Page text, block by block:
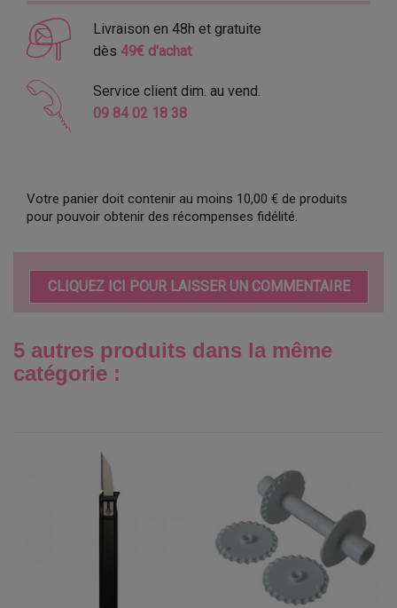
Livraison en 48h et gratuite
dès 49€ d'achat
Service client dim. au vend.
09 84 02 18 38
Votre panier doit contenir au moins 10,00 € de produits
pour pouvoir obtenir des récompenses fidélité.
CLIQUEZ ICI POUR LAISSER UN COMMENTAIRE
5 autres produits dans la même
catégorie :